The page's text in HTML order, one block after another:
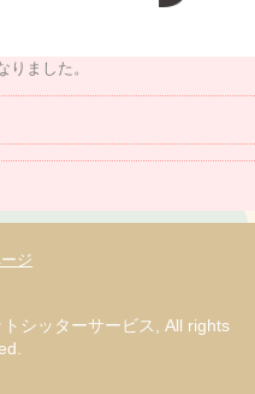
ました。
ジ
シッターサービス, All rights